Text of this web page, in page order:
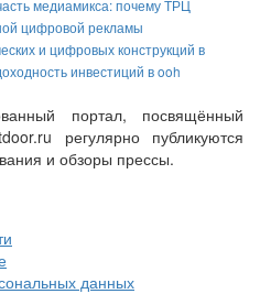
медиамикса: почему ТРЦ
цифровой рекламы
и цифровых конструкций в
инвестиций в ooh
портал, посвящённый
регулярно публикуются
и обзоры прессы.
данных